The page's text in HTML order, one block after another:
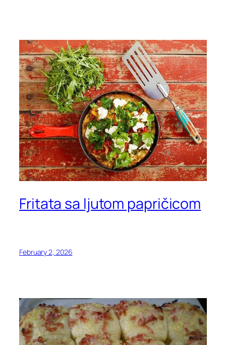
Fritata sa ljutom papričicom
February 2, 2026